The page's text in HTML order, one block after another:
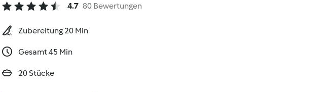
4.7 80 Bewertungen
Zubereitung 20 Min
Gesamt 45 Min
20 Stücke